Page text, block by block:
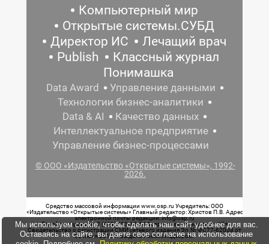
Компьютерный мир
Открытые системы.СУБД
Директор ИС
Лечащий врач
Publish
Классный журнал
Понимашка
Data Award
Управление данными
Технологии бизнес-аналитики
Data & AI
Качество данных
Интеллектуальное предприятие
Управление бизнес-процессами
© ООО «Издательство «Открытые системы», 1992-
2026.
Средство массовой информации www.osp.ru Учредитель: ООО
«Издательство «Открытые системы» Главный редактор: Христов П.В. Адрес
электронной почты редакции: info@osp.ru
Телефон редакции: 7 (499) 703-18-54 Возрастная маркировка: 12+
Свидетельство о регистрации СМИ сетевого издания Эл.№ ФС77-62008 от
05 июня 2015 г. выдано Роскомнадзором.
Мы используем cookie, чтобы сделать наш сайт удобнее для вас.
Оставаясь на сайте, вы даете свое согласие на использование